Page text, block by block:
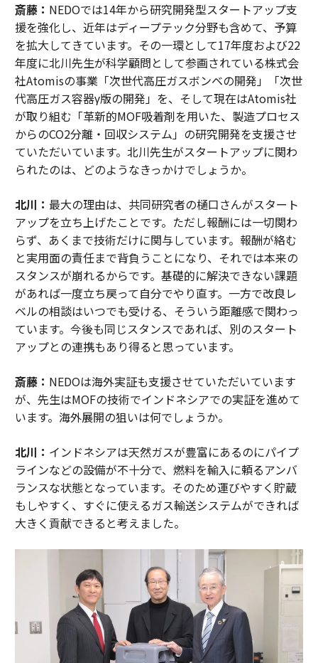
斎藤： NEDOでは14年から研究開発型スタートアップ支
援を強化し、近年はディープテック分野も含めて、予算
を拡大してきています。その一環として17年度および22
年度に北川先生が科学顧問として参画されている株式会
社Atomisの事業「次世代高圧ガスボンベの開発」「次世
代高圧ガス容器γ版の開発」を、そして現在はAtomis社
が取り組む「革新的MOF吸着剤を用いた、製造プロセス
からのCO2分離・回収システム」の研究開発を支援させ
ていただいています。北川先生がスタートアップに関わ
られたのは、どのようなきっかけでしょうか。
北川： 最大の理由は、共同研究者の樋口さんがスタート
アップを立ち上げたことです。ただし報酬には一切関わ
らず、あくまで技術だけに関与しています。報酬が絡む
と実用面の責任まで背負うことになり、それでは本来の
スタンスが崩れるからです。基礎的に解決できない課題
があれば一度立ち戻って自分でやり直す。一方で改良レ
ベルの相談はいつでも受ける、そういう距離感で関わっ
ています。今後も同じスタンスであれば、別のスタート
アップとの連携もあり得ると思っています。
斎藤： NEDOは海外実証も支援させていただいています
が、先生はMOFの技術でインドネシアでの実証を進めて
います。海外展開の狙いは何でしょうか。
北川： インドネシアは天然ガスが豊富にあるのにパイプ
ラインなどの設備が不十分で、燃料を輸入に頼るアンバ
ランスな状態となっています。そのため運びやすく貯蔵
もしやすく、すぐに使えるガス輸送システムができれば
大きく貢献できると考えました。